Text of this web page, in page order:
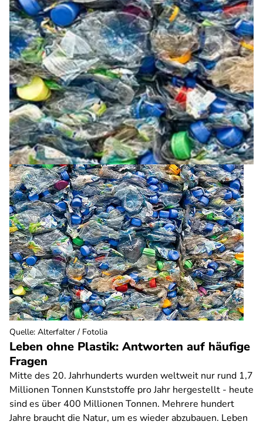
Leben ohne Plastik: Antworten auf häufige
Fragen
Mitte des 20. Jahrhunderts wurden weltweit nur rund 1,7
Millionen Tonnen Kunststoffe pro Jahr hergestellt - heute
sind es über 400 Millionen Tonnen. Mehrere hundert
Jahre braucht die Natur, um es wieder abzubauen. Leben
Quelle: Alterfalter / Fotolia